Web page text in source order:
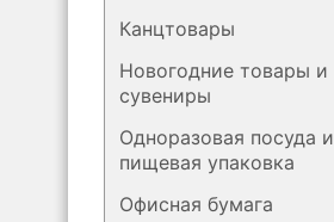
Канцтовары
Новогодние товары и
сувениры
Одноразовая посуда и
пищевая упаковка
Офисная бумага